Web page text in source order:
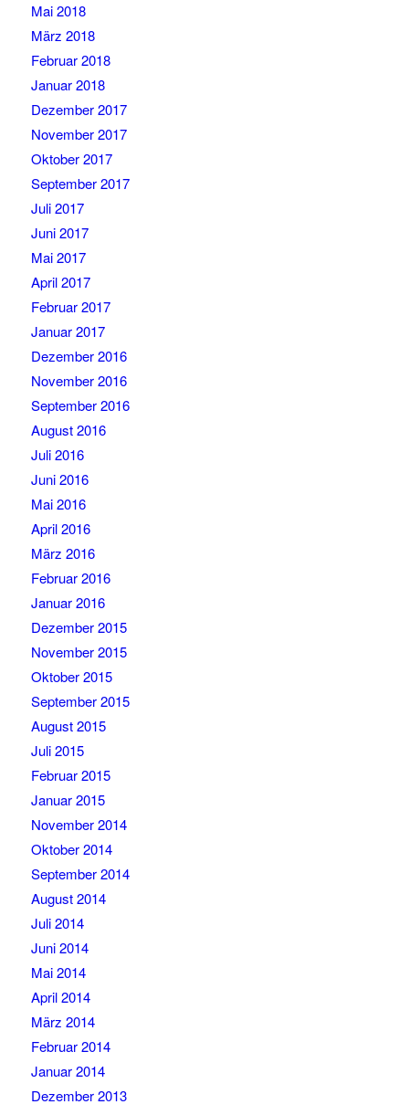
Mai 2018
März 2018
Februar 2018
Januar 2018
Dezember 2017
November 2017
Oktober 2017
September 2017
Juli 2017
Juni 2017
Mai 2017
April 2017
Februar 2017
Januar 2017
Dezember 2016
November 2016
September 2016
August 2016
Juli 2016
Juni 2016
Mai 2016
April 2016
März 2016
Februar 2016
Januar 2016
Dezember 2015
November 2015
Oktober 2015
September 2015
August 2015
Juli 2015
Februar 2015
Januar 2015
November 2014
Oktober 2014
September 2014
August 2014
Juli 2014
Juni 2014
Mai 2014
April 2014
März 2014
Februar 2014
Januar 2014
Dezember 2013